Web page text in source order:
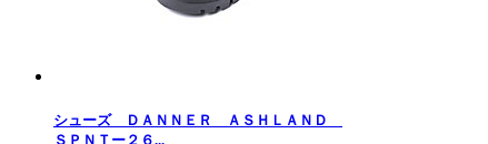
シューズ ＤＡＮＮＥＲ ＡＳＨＬＡＮＤ
ＳＰＮＴー２６...